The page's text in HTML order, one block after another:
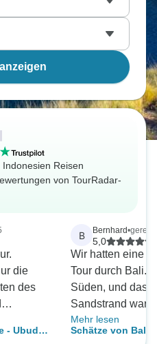
der wunderschönen
auf Nusa Lembongan
auf den Gili
Reisen
von TourRadar-
die
des
wir im
es
- Ubud/
B Bernhard•
5,0
Wir hatten eine
Tour durch Bali.
Süden, und das
Sandstrand war
wunderschön.
Wayan, war
Mehr lesen
Schätze von Bali